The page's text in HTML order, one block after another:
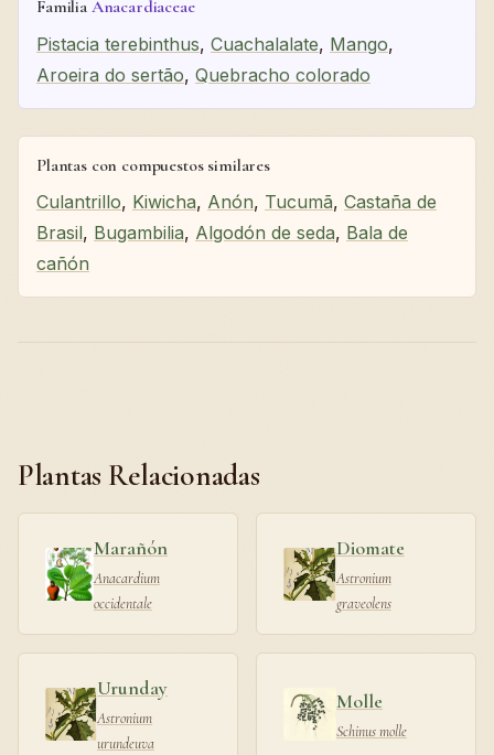
Familia Anacardiaceae
Pistacia terebinthus, Cuachalalate, Mango,
Aroeira do sertão, Quebracho colorado
Plantas con compuestos similares
Culantrillo, Kiwicha, Anón, Tucumã, Castaña de
Brasil, Bugambilia, Algodón de seda, Bala de
cañón
Plantas Relacionadas
Marañón
Anacardium
occidentale
Diomate
Astronium
graveolens
Urunday
Astronium
urundeuva
Molle
Schinus molle